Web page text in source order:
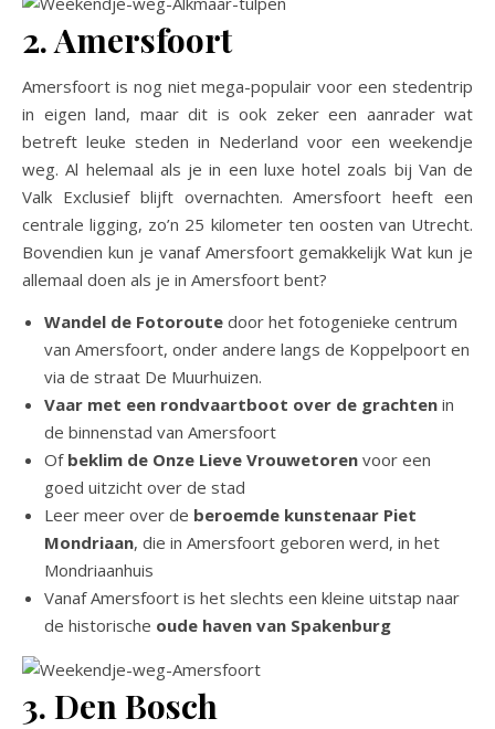
2. Amersfoort
Amersfoort is nog niet mega-populair voor een stedentrip
in eigen land, maar dit is ook zeker een aanrader wat
betreft leuke steden in Nederland voor een weekendje
weg. Al helemaal als je in een luxe hotel zoals bij Van de
Valk Exclusief blijft overnachten. Amersfoort heeft een
centrale ligging, zo’n 25 kilometer ten oosten van Utrecht.
Bovendien kun je vanaf Amersfoort gemakkelijk Wat kun je
allemaal doen als je in Amersfoort bent?
Wandel de Fotoroute door het fotogenieke centrum
van Amersfoort, onder andere langs de Koppelpoort en
via de straat De Muurhuizen.
Vaar met een rondvaartboot over de grachten in
de binnenstad van Amersfoort
Of beklim de Onze Lieve Vrouwetoren voor een
goed uitzicht over de stad
Leer meer over de beroemde kunstenaar Piet
Mondriaan, die in Amersfoort geboren werd, in het
Mondriaanhuis
Vanaf Amersfoort is het slechts een kleine uitstap naar
de historische oude haven van Spakenburg
3. Den Bosch